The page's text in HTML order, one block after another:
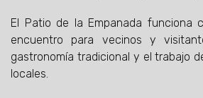
El Patio de la Empanada funciona
encuentro para vecinos y
gastronomía tradicional y el trabajo
locales.